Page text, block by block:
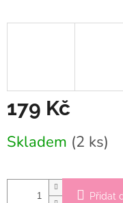
179 Kč
cena:
Skladem (2 ks)
Přidat